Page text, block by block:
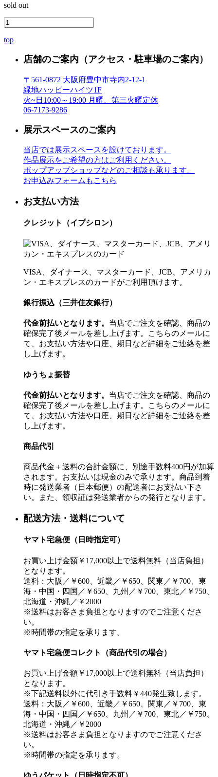
sold out
top
店舗のご案内 （アクセス・駐車場のご案内）
〒561-0872 大阪府豊中市寺内2-12-1
緑地ハッピーハイツ1F
火~日10:00～19:00 月曜、第三火曜定休
06-7173-9286
展示スペースのご案内
当店では展示スペースを設けております。
作品展示をご希望の方はご利用ください。
ポップアップショップなどのご相談も承ります。
お申込みフォームもこちら
お支払い方法
クレジット（イプシロン）
VISA、ダイナース、マスターカード、JCB、アメリカ
ン・エキスプレスのカードがご利用頂けます。
銀行振込（三井住友銀行）
代金前払いとなります。 当店でご注文を確認、商品の
確保完了後メールを差し上げます。こちらのメールに
て、お支払い方法や口座、期日など詳細をご連絡を差
し上げます。
ゆうちょ振替
代金前払いとなります。 当店でご注文を確認、商品の
確保完了後メールを差し上げます。こちらのメールに
て、お支払い方法や口座、期日など詳細をご連絡を差
し上げます。
商品代引
商品代金＋送料の合計金額に、別途手数料400円が加算
されます。お支払いは現金のみで承ります。商品到着
時に発送業者（日本郵便）の配送者にお支払い下さ
い。また、領収証は発送業者からの発行となります。
配送方法・送料について
ヤマト宅急便（日時指定可）
お買い上げ金額￥17,000以上で送料無料（当店負担）
となります。
送料：大阪／￥600、近畿／￥650、関東／￥700、東
海・中国・四国／￥650、九州／￥700、東北／￥750、
北海道・沖縄／￥2000
※送料はお客さま負担となりますのでご注意くださ
い。
※時間帯の指定を承ります。
ヤマト宅急便コレクト（商品代引の場合）
お買い上げ金額￥17,000以上で送料無料（当店負担）
となります。
※下記送料以外に代引き手数料￥440発生致します。
送料：大阪／￥600、近畿／￥650、関東／￥700、東
海・中国・四国／￥650、九州／￥700、東北／￥750、
北海道・沖縄／￥2000
※送料はお客さま負担となりますのでご注意くださ
い。
※時間帯の指定を承ります。